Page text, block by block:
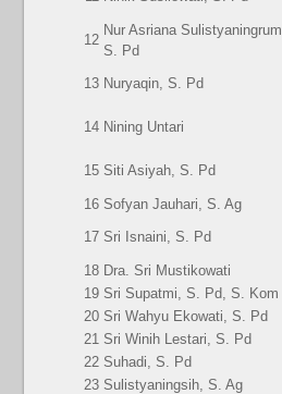
12
Nur Asriana Sulistyaningrum,
S. Pd
13 Nuryaqin, S. Pd
14 Nining Untari
15 Siti Asiyah, S. Pd
16 Sofyan Jauhari, S. Ag
17 Sri Isnaini, S. Pd
18 Dra. Sri Mustikowati
19 Sri Supatmi, S. Pd, S. Kom
20 Sri Wahyu Ekowati, S. Pd
21 Sri Winih Lestari, S. Pd
22 Suhadi, S. Pd
23 Sulistyaningsih, S. Ag